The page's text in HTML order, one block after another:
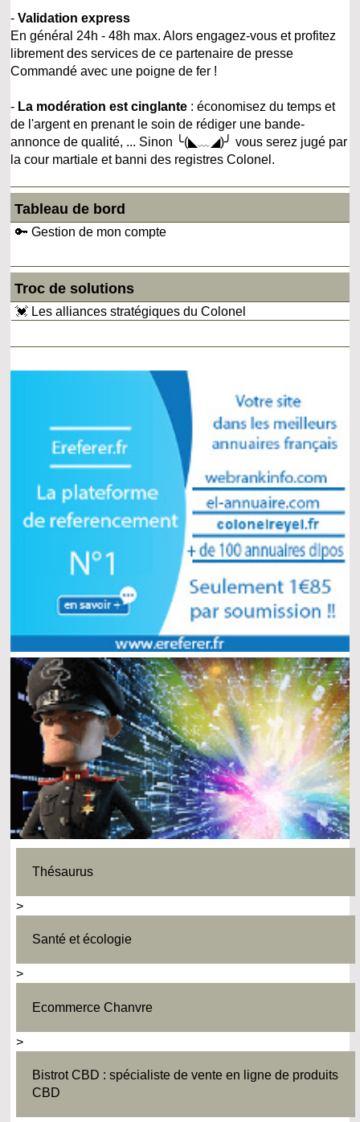
-Validation express
En général 24h - 48h max. Alors engagez-vous et profitez
librement des services de ce partenaire de presse
Commandé avec une poigne de fer !
- La modération est cinglante : économisez du temps et
de l'argent en prenant le soin de rédiger une bande-
annonce de qualité, ... Sinon ╰(◣﹏◢)╯ vous serez jugé par
la cour martiale et banni des registres Colonel.
Tableau de bord
🔑 Gestion de mon compte
Troc de solutions
💓 Les alliances stratégiques du Colonel
Thésaurus
>
Santé et écologie
>
Ecommerce Chanvre
>
Bistrot CBD : spécialiste de vente en ligne de produits
CBD